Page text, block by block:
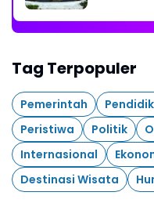
Tag Terpopuler
Pemerintah
Peristiwa
Politik
Internasional
Destinasi Wisata